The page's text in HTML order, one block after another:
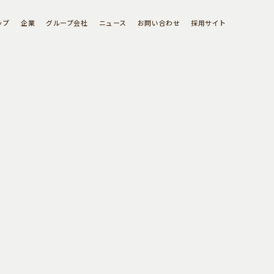
プ 企業 グループ会社 ニュース お問い合わせ 採用サイト